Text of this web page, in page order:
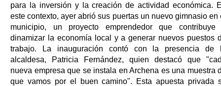
para la inversión y la creación de actividad económica.
este contexto, ayer abrió sus puertas un nuevo gimnasio en
municipio, un proyecto emprendedor que contribuye
dinamizar la economía local y a generar nuevos puestos
trabajo. La inauguración contó con la presencia de
alcaldesa, Patricia Fernández, quien destacó que
nueva empresa que se instala en Archena es una muestra
que vamos por el buen camino". Esta apuesta privada